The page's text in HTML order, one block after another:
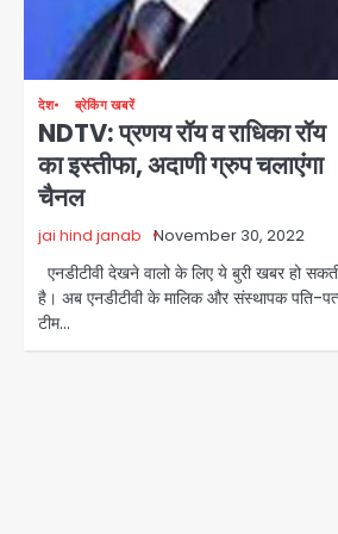
देश ब्रेकिंग खबरें
NDTV: प्रणय रॉय व राधिका रॉय
का इस्तीफा, अदाणी ग्रुप चलाएंगा
चैनल
jai hind janab November 30, 2022
एनडीटीवी देखने वालो के लिए ये बुरी खबर हो
है। अब एनडीटीवी के मालिक और संस्थापक पति-
टीम…